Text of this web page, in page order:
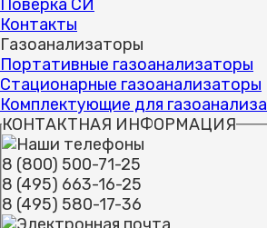
Поверка СИ
Контакты
Газоанализаторы
Портативные газоанализаторы
Стационарные газоанализаторы
Комплектующие для
КОНТАКТНАЯ ИНФОРМАЦИЯ
8 (800) 500-71-25
8 (495) 663-16-25
8 (495) 580-17-36